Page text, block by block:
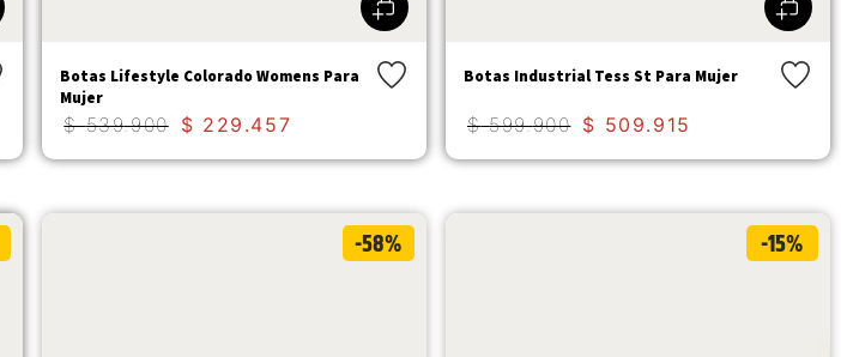
Botas Lifestyle Colorado Womens Para
Mujer
$ 539.900 $ 229 .457
Botas Industrial Tess St Para Mujer
$ 599.900 $ 509. 915
-58% -15%